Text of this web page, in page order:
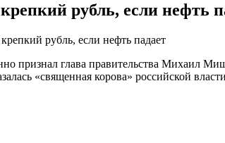
рубль, если нефть
рубль, если нефть падает
признал глава правительства Михаил
«священная корова» российской